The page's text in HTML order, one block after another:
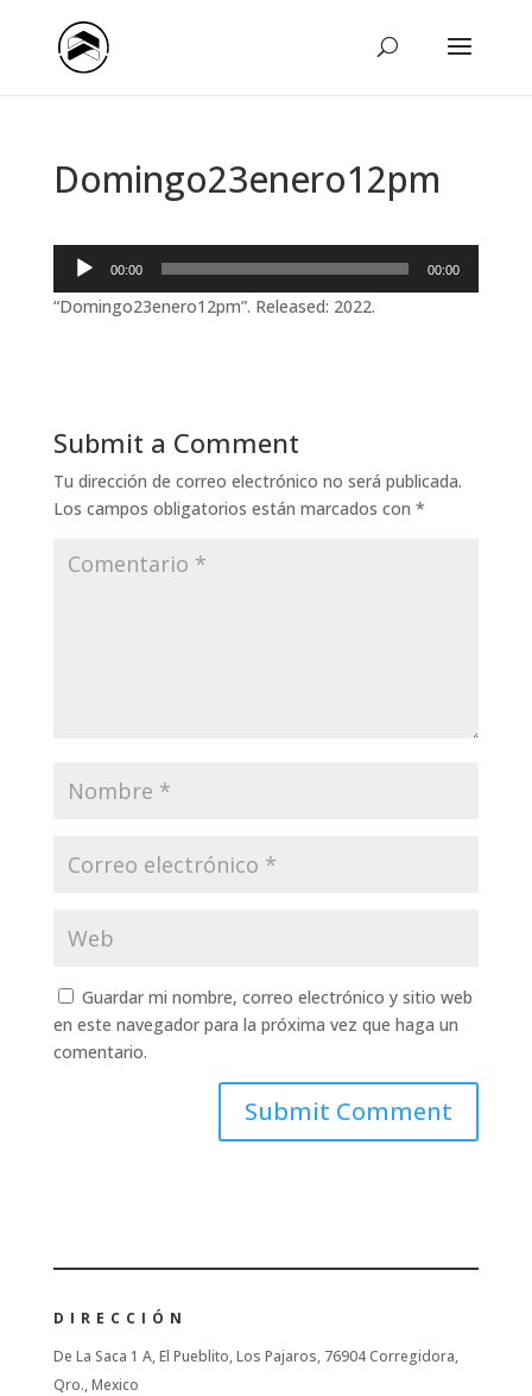
Domingo23enero12pm
Reproductor
audio
00:00 00:00
“Domingo23enero12pm”. Released: 2022.
Submit a Comment
Tu dirección de correo electrónico no será publicada.
Los campos obligatorios están marcados con *
Guardar mi nombre, correo electrónico y sitio web
en este navegador para la próxima vez que haga un
comentario.
DIRECCIÓN
De La Saca 1 A, El Pueblito, Los Pajaros, 76904 Corregidora,
Qro., Mexico